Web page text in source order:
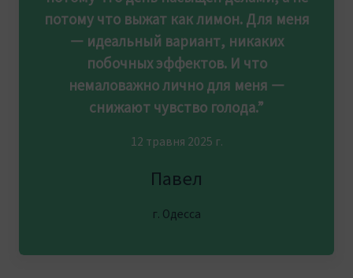
потому что выжат как лимон. Для меня
— идеальный вариант, никаких
побочных эффектов. И что
немаловажно лично для меня —
снижают чувство голода.”
12 травня 2025 г.
Павел
г. Одесса